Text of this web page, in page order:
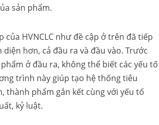
sản phẩm.
của HVNCLC như đề cập ở trên đã tiếp
hơn, cả đầu ra và đầu vào. Trước
ở đầu ra, không thể biết các yếu tố
trình này giúp tạo hệ thống tiêu
thành phẩm gắn kết cùng với yếu tố
kỷ luật.